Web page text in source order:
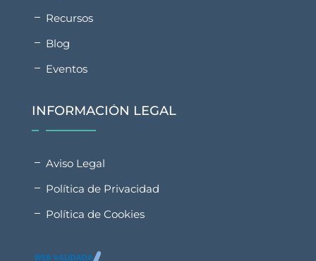
Recursos
Blog
Eventos
INFORMACIÓN LEGAL
Aviso Legal
Política de Privacidad
Política de Cookies